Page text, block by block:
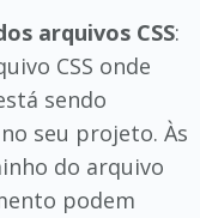
arquivos CSS:
CSS onde
sendo
seu projeto. Às
do arquivo
podem